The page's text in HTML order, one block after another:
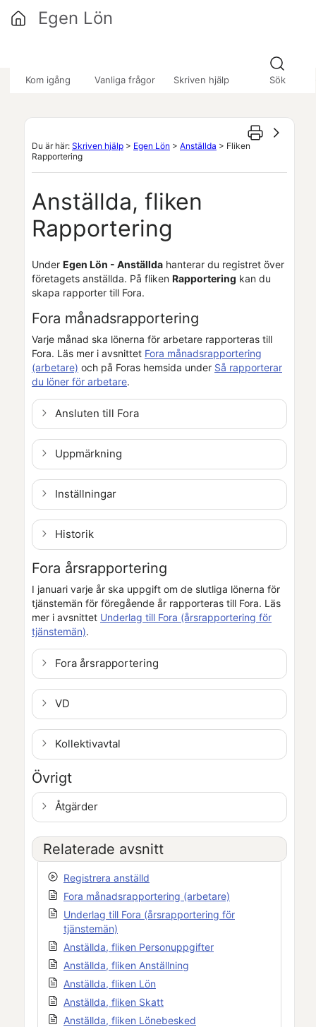
Kom igång Vanliga frågor Skriven hjälp Sök
Egen Lön
Du är här: Skriven hjälp > Egen Lön > Anställda > Fliken
Rapportering
Anställda, fliken
Rapportering
Under Egen Lön - Anställda hanterar du registret över
företagets anställda. På fliken Rapportering kan du
skapa rapporter till Fora.
Fora månadsrapportering
Varje månad ska lönerna för arbetare rapporteras till
Fora. Läs mer i avsnittet Fora månadsrapportering
(arbetare) och på Foras hemsida under Så rapporterar
du löner för arbetare.
Ansluten till Fora
Uppmärkning
Inställningar
Historik
Fora årsrapportering
I januari varje år ska uppgift om de slutliga lönerna för
tjänstemän för föregående år rapporteras till Fora. Läs
mer i avsnittet Underlag till Fora (årsrapportering för
tjänstemän).
Fora årsrapportering
VD
Kollektivavtal
Övrigt
Åtgärder
Relaterade avsnitt
Registrera anställd
Fora månadsrapportering (arbetare)
Underlag till Fora (årsrapportering för
tjänstemän)
Anställda, fliken Personuppgifter
Anställda, fliken Anställning
Anställda, fliken Lön
Anställda, fliken Skatt
Anställda, fliken Lönebesked